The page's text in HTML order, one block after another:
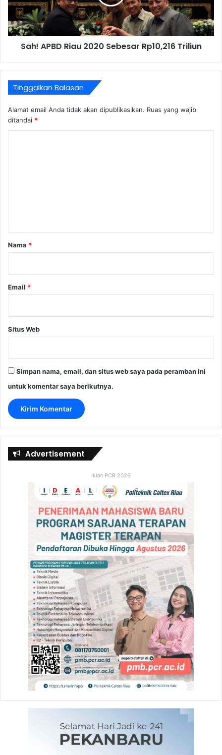
Sah! APBD Riau 2020 Sebesar Rp10,216 Triliun
Tinggalkan Balasan
Alamat email Anda tidak akan dipublikasikan. Ruas yang wajib
ditandai *
r
Nama *
Email *
Situs Web
Simpan nama, email, dan situs web saya pada peramban ini
untuk komentar saya berikutnya.
Advertisement
Iklan PCR 2026